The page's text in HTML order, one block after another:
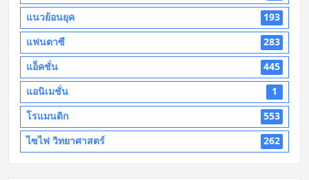
แนวย้อนยุค
193
แฟนตาซี
283
แอ็คชั่น
445
แอนิเมชั่น
1
โรแมนติก
553
ไซไฟ วิทยาศาสตร์
262